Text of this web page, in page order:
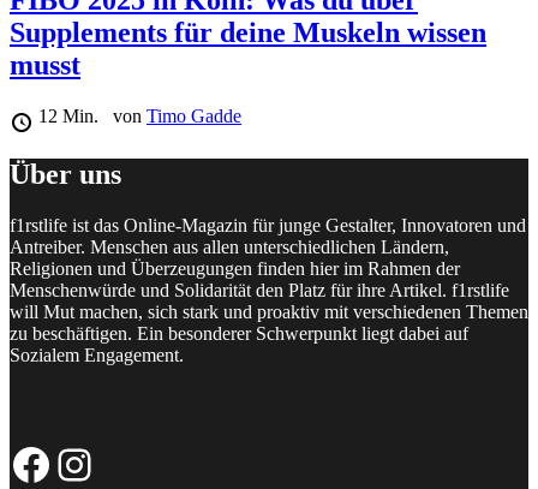
Supplements für deine Muskeln wissen
musst
12 Min. von Timo Gadde
Über uns
f1rstlife ist das Online-Magazin für junge Gestalter, Innovatoren und
Antreiber. Menschen aus allen unterschiedlichen Ländern,
Religionen und Überzeugungen finden hier im Rahmen der
Menschenwürde und Solidarität den Platz für ihre Artikel. f1rstlife
will Mut machen, sich stark und proaktiv mit verschiedenen Themen
zu beschäftigen. Ein besonderer Schwerpunkt liegt dabei auf
Sozialem Engagement.
Facebook-SeiteInstagram-Profil